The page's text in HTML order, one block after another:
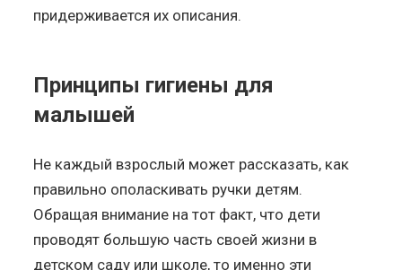
придерживается их описания.
Принципы гигиены для
малышей
Не каждый взрослый может рассказать, как
правильно ополаскивать ручки детям.
Обращая внимание на тот факт, что дети
проводят большую часть своей жизни в
детском саду или школе, то именно эти